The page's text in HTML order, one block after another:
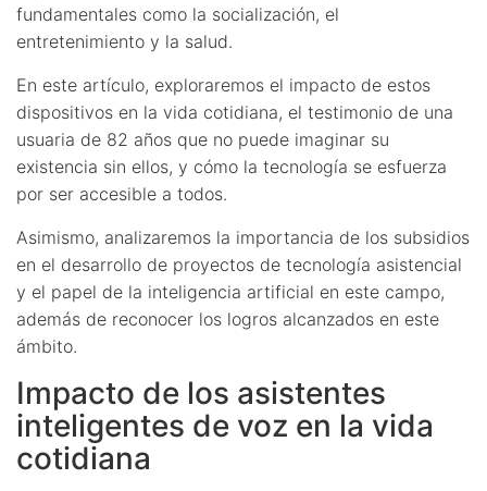
fundamentales como la socialización, el
entretenimiento y la salud.
En este artículo, exploraremos el impacto de estos
dispositivos en la vida cotidiana, el testimonio de una
usuaria de 82 años que no puede imaginar su
existencia sin ellos, y cómo la tecnología se esfuerza
por ser accesible a todos.
Asimismo, analizaremos la importancia de los subsidios
en el desarrollo de proyectos de tecnología asistencial
y el papel de la inteligencia artificial en este campo,
además de reconocer los logros alcanzados en este
ámbito.
Impacto de los asistentes
inteligentes de voz en la vida
cotidiana